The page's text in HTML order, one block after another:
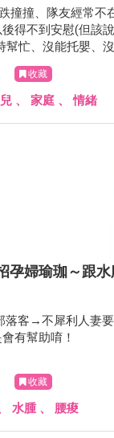
撞撞、隊友經常不
得不到安慰(但該
幫忙、沒能托嬰、
常被這樣的生活壓
會發現混亂的生活
收藏
、 家庭 、情緒
孕婦瑜珈～跟
落客→不犀利人妻
有幫助唷！
收藏
水腫、 腰痠